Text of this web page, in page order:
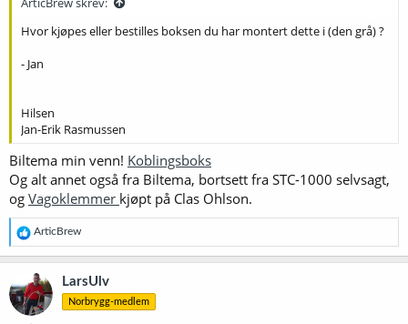
Hvor kjøpes eller bestilles boksen du har montert dette i (den grå) ?
- Jan
Hilsen
Jan-Erik Rasmussen
Biltema min venn! Koblingsboks
Og alt annet også fra Biltema, bortsett fra STC-1000 selvsagt,
og Vagoklemmer kjøpt på Clas Ohlson.
R
e
a
k
s
j
o
ArticBrew
LarsUlv
Norbrygg-medlem